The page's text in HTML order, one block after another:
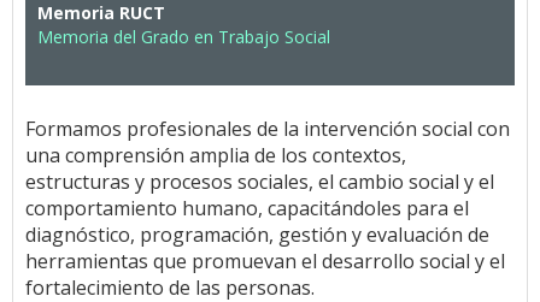
Memoria RUCT
Memoria del Grado en Trabajo Social
Formamos profesionales de la intervención social con
una comprensión amplia de los contextos,
estructuras y procesos sociales, el cambio social y el
comportamiento humano, capacitándoles para el
diagnóstico, programación, gestión y evaluación de
herramientas que promuevan el desarrollo social y el
fortalecimiento de las personas.